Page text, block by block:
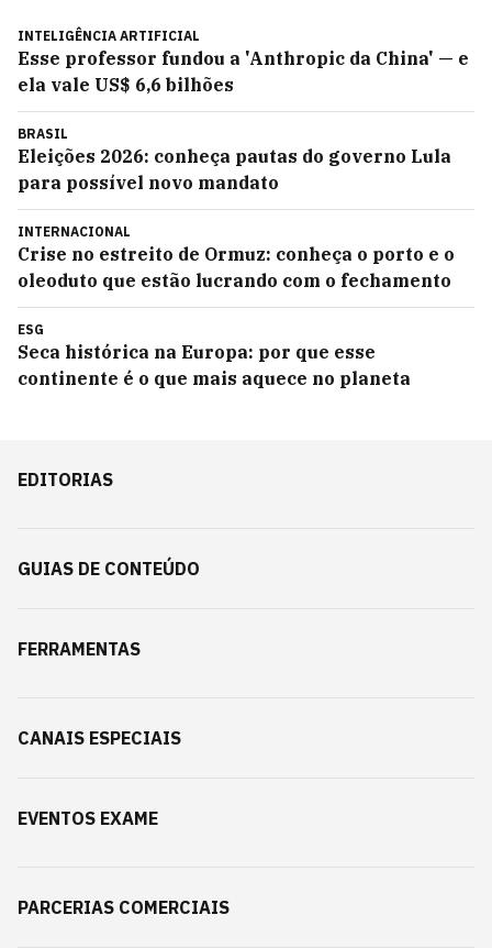
INTELIGÊNCIA ARTIFICIAL
Esse professor fundou a 'Anthropic da China' — e
ela vale US$ 6,6 bilhões
BRASIL
Eleições 2026: conheça pautas do governo Lula
para possível novo mandato
INTERNACIONAL
Crise no estreito de Ormuz: conheça o porto e o
oleoduto que estão lucrando com o fechamento
ESG
Seca histórica na Europa: por que esse
continente é o que mais aquece no planeta
EDITORIAS
GUIAS DE CONTEÚDO
FERRAMENTAS
CANAIS ESPECIAIS
EVENTOS EXAME
PARCERIAS COMERCIAIS